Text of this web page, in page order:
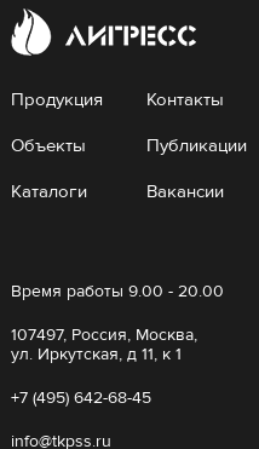
Продукция
Объекты
Каталоги
Контакты
Публикации
Вакансии
Время работы 9.00 - 20.00
107497, Россия, Москва,
ул. Иркутская, д 11, к 1
+7 (495) 642-68-45
info@tkpss.ru